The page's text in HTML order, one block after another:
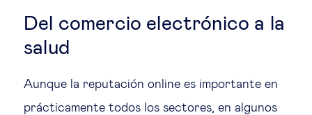
Del comercio electrónico a la
salud
Aunque la reputación online es importante en
prácticamente todos los sectores, en algunos